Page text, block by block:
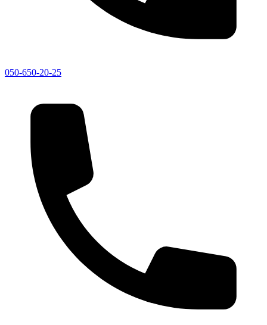
050-650-20-25